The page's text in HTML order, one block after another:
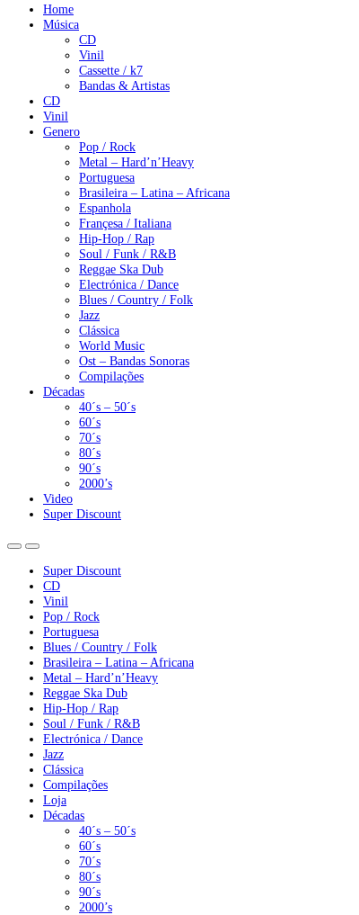
Home
Música
CD
Vinil
Cassette / k7
Bandas & Artistas
CD
Vinil
Genero
Pop / Rock
Metal – Hard’n’Heavy
Portuguesa
Brasileira – Latina – Africana
Espanhola
Françesa / Italiana
Hip-Hop / Rap
Soul / Funk / R&B
Reggae Ska Dub
Electrónica / Dance
Blues / Country / Folk
Jazz
Clássica
World Music
Ost – Bandas Sonoras
Compilações
Décadas
40´s – 50´s
60´s
70´s
80´s
90´s
2000’s
Video
Super Discount
Super Discount
CD
Vinil
Pop / Rock
Portuguesa
Blues / Country / Folk
Brasileira – Latina – Africana
Metal – Hard’n’Heavy
Reggae Ska Dub
Hip-Hop / Rap
Soul / Funk / R&B
Electrónica / Dance
Jazz
Clássica
Compilações
Loja
Décadas
40´s – 50´s
60´s
70´s
80´s
90´s
2000’s